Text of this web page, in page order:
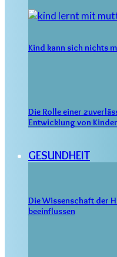
Kind kann sich nichts
Die Rolle einer
Entwicklung von
GESUNDHEIT
Die Wissenschaft der
beeinflussen